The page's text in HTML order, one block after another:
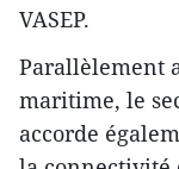
VASEP.
Parallèlement
maritime, le
accorde